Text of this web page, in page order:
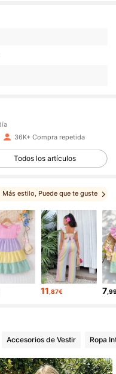
36K+ Compra repetida
Todos los artículos
Más estilo, Puede que te guste
, Te podría gustar
11 ,87€ 7
Accesorios de Vestir Ropa